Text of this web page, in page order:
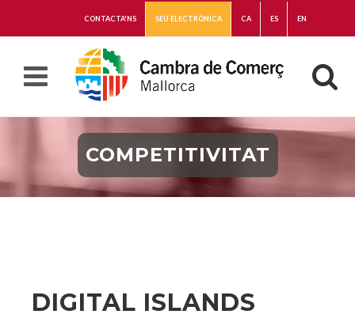
CONTACTA'NS SEU ELECTRÒNICA CA ES EN
COMPETITIVITAT
DIGITAL ISLANDS